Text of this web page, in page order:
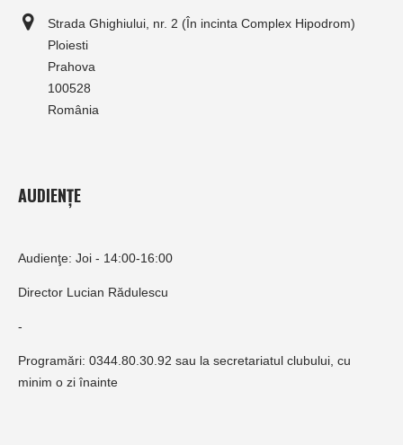
Strada Ghighiului, nr. 2 (În incinta Complex Hipodrom)
Ploiesti
Prahova
100528
România
AUDIENȚE
Audienţe: Joi - 14:00-16:00
Director Lucian Rădulescu
-
Programări: 0344.80.30.92 sau la secretariatul clubului, cu
minim o zi înainte